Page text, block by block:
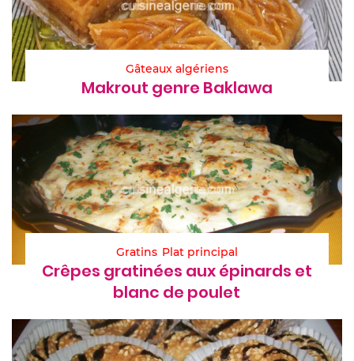
Gâteaux algériens
Makrout genre Baklawa
Gratins Plat principal
Crêpes gratinées aux épinards et
blanc de poulet